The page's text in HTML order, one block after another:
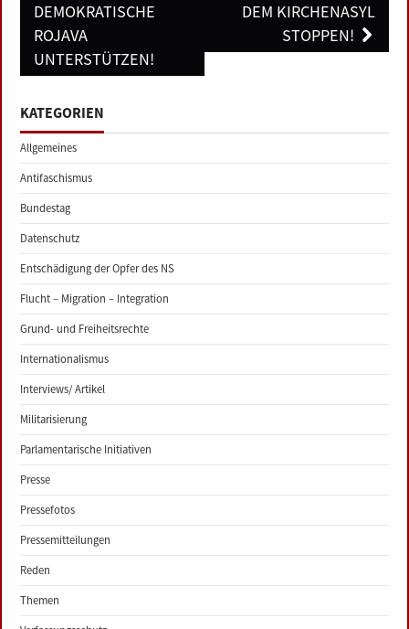
DEMOKRATISCHE
ROJAVA
UNTERSTÜTZEN!
DEM KIRCHENASYL
STOPPEN!
KATEGORIEN
Allgemeines
Antifaschismus
Bundestag
Datenschutz
Entschädigung der Opfer des NS
Flucht – Migration – Integration
Grund- und Freiheitsrechte
Internationalismus
Interviews/ Artikel
Militarisierung
Parlamentarische Initiativen
Presse
Pressefotos
Pressemitteilungen
Reden
Themen